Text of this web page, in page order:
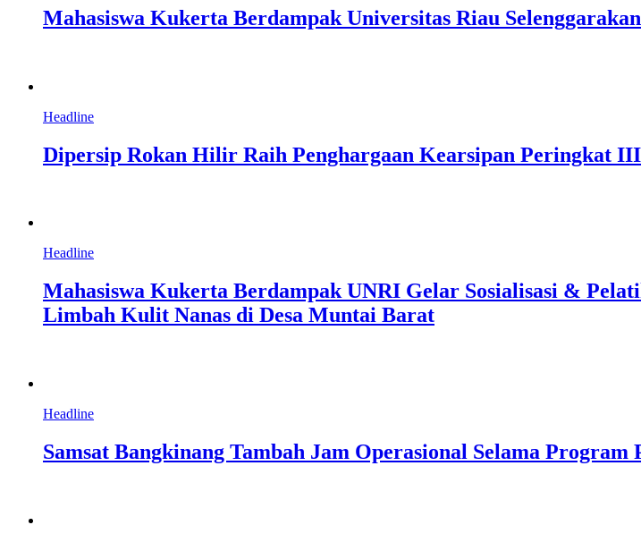
Mahasiswa Kukerta Berdampak Universitas Riau
Headline
Dipersip Rokan Hilir Raih Penghargaan Kearsipan Peringkat
Headline
Mahasiswa Kukerta Berdampak UNRI Gelar Sosialisasi &
Limbah Kulit Nanas di Desa Muntai Barat
Headline
Samsat Bangkinang Tambah Jam Operasional Selama Program